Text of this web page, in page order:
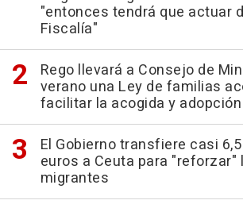
"entonces tendrá que actuar
Fiscalía"
Rego llevará a Consejo de
verano una Ley de familias
facilitar la acogida y adopción
El Gobierno transfiere casi
euros a Ceuta para "reforzar"
migrantes